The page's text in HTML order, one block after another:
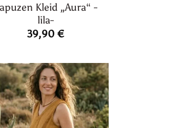
Kleid „Aura“ -
lila-
39,90 €